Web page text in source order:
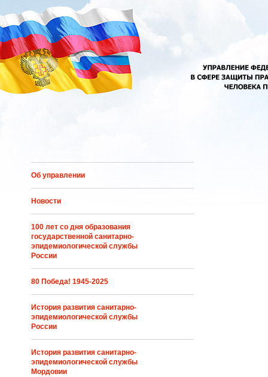
Перейти к основному содержанию
Об управлении
Новости
100 лет со дня образования
государственной санитарно-
эпидемиологической службы
России
80 Победа! 1945-2025
История развития санитарно-
эпидемиологической службы
России
История развития санитарно-
эпидемиологической службы
Мордовии